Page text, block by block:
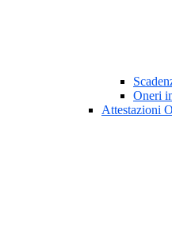
Oneri
Attestazioni